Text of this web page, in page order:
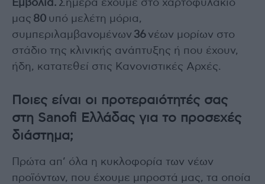
Εμβόλια. Σήμερα έχουμε στο χαρτοφυλάκιό
μας 80 υπό μελέτη μόρια,
συμπεριλαμβανομένων 36 νέων μορίων στο
στάδιο της κλινικής ανάπτυξης ή που έχουν,
ήδη, κατατεθεί στις Κανονιστικές Αρχές.
Ποιες είναι οι προτεραιότητές σας
στη Sanofi Ελλάδας για το προσεχές
διάστημα;
Πρώτα απ’ όλα η κυκλοφορία των νέων
προϊόντων, που έχουμε μπροστά μας, τα οποία